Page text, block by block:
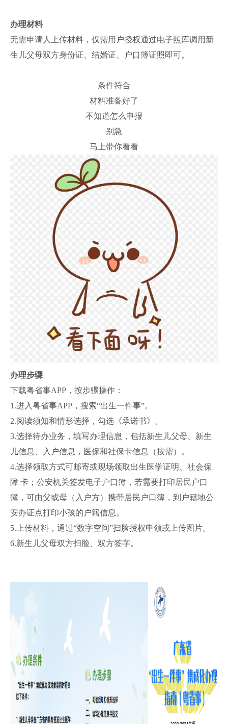
办理材料
无需申请人上传材料，仅需用户授权通过电子照库调用新
生儿父母双方身份证、结婚证、户口簿证照即可。
条件符合
材料准备好了
不知道怎么申报
别急
马上带你看看
办理步骤
下载粤省事APP，按步骤操作：
1.进入粤省事APP，搜索“出生一件事”。
2.阅读须知和情形选择，勾选《承诺书》。
3.选择待办业务，填写办理信息，包括新生儿父母、新生
儿信息、入户信息，医保和社保卡信息（按需）。
4.选择领取方式可邮寄或现场领取出生医学证明、社会保
障 卡；公安机关签发电子户口簿，若需要打印居民户口
簿，可由父或母（入户方）携带居民户口簿，到户籍地公
安办证点打印小孩的户籍信息。
5.上传材料，通过“数字空间”扫脸授权申领或上传图片。
6.新生儿父母双方扫脸、双方签字。